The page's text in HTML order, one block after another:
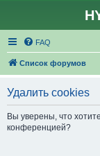
FAQ
Список форумов
Удалить cookies
Вы уверены, что
конференцией?